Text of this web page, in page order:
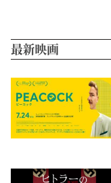
最新映画